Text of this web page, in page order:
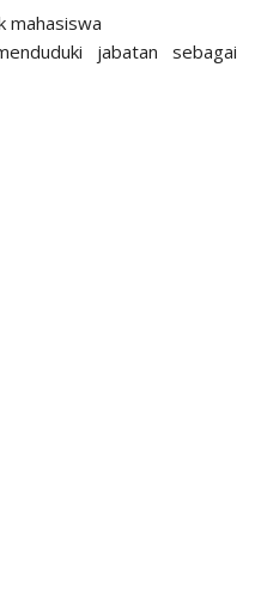
mahasiswa
jabatan sebagai